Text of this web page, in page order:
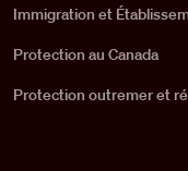
Immigration et
Protection au Canada
Protection outremer et